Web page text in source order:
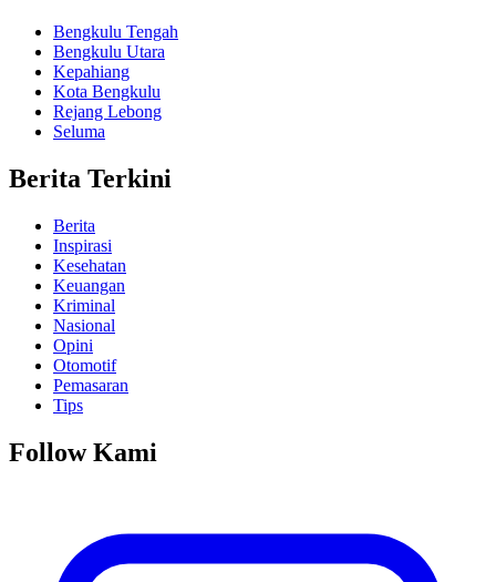
Bengkulu Tengah
Bengkulu Utara
Kepahiang
Kota Bengkulu
Rejang Lebong
Seluma
Berita Terkini
Berita
Inspirasi
Kesehatan
Keuangan
Kriminal
Nasional
Opini
Otomotif
Pemasaran
Tips
Follow Kami